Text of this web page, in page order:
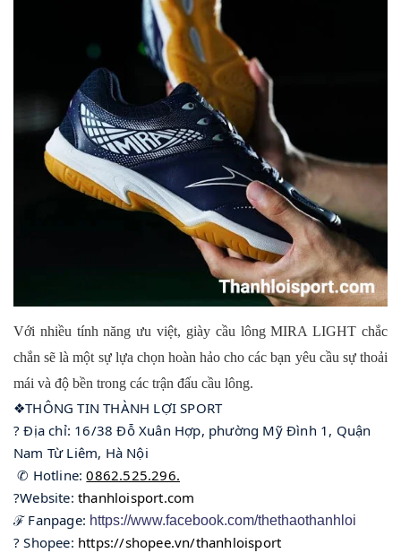
Với nhiều tính năng ưu việt, giày cầu lông MIRA LIGHT chắc
chắn sẽ là một sự lựa chọn hoàn hảo cho các bạn yêu cầu sự thoải
mái và độ bền trong các trận đấu cầu lông.
❖THÔNG TIN THÀNH LỢI SPORT
? Địa chỉ: 16/38 Đỗ Xuân Hợp, phường Mỹ Đình 1, Quận
Nam Từ Liêm, Hà Nội
✆ Hotline: 0862.525.296.
?Website: thanhloisport.com
ℱ Fanpage: https://www.facebook.com/thethaothanhloi
? Shopee: https://shopee.vn/thanhloisport